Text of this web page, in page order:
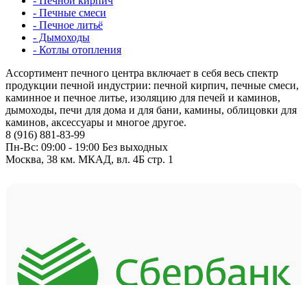
- Печные смеси
- Печное литьё
- Дымоходы
- Котлы отопления
Ассортимент печного центра включает в себя весь спектр
продукции печной индустрии: печной кирпич, печные смеси,
каминное и печное литье, изоляцию для печей и каминов,
дымоходы, печи для дома и для бани, камины, облицовки для
каминов, аксессуары и многое другое.
8 (916) 881-83-99
Пн-Вс: 09:00 - 19:00 Без выходных
Москва, 38 км. МКАД, вл. 4Б стр. 1